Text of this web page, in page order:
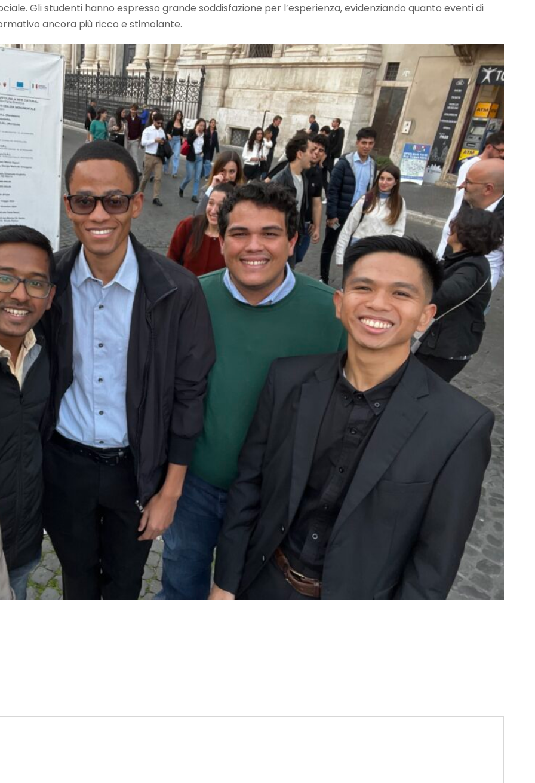
Gli studenti hanno espresso grande soddisfazione per l’esperienza, evidenziando quanto eventi di
ancora più ricco e stimolante.